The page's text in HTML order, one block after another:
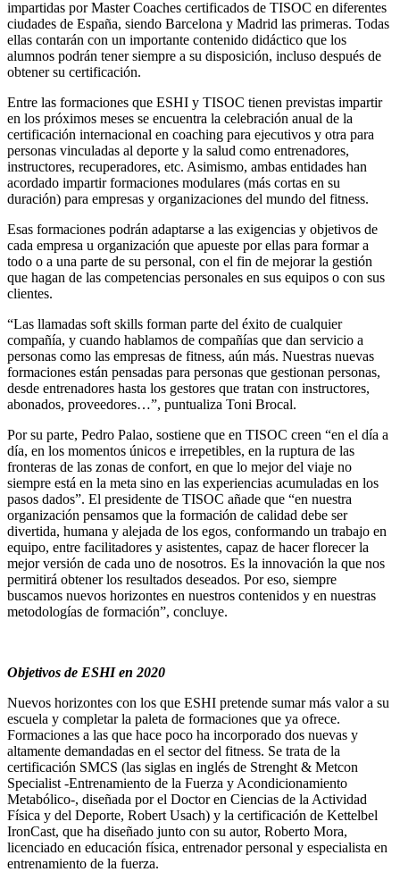
impartidas por Master Coaches certificados de TISOC en diferentes
ciudades de España, siendo Barcelona y Madrid las primeras. Todas
ellas contarán con un importante contenido didáctico que los
alumnos podrán tener siempre a su disposición, incluso después de
obtener su certificación.
Entre las formaciones que ESHI y TISOC tienen previstas impartir
en los próximos meses se encuentra la celebración anual de la
certificación internacional en coaching para ejecutivos y otra para
personas vinculadas al deporte y la salud como entrenadores,
instructores, recuperadores, etc. Asimismo, ambas entidades han
acordado impartir formaciones modulares (más cortas en su
duración) para empresas y organizaciones del mundo del fitness.
Esas formaciones podrán adaptarse a las exigencias y objetivos de
cada empresa u organización que apueste por ellas para formar a
todo o a una parte de su personal, con el fin de mejorar la gestión
que hagan de las competencias personales en sus equipos o con sus
clientes.
“Las llamadas soft skills forman parte del éxito de cualquier
compañía, y cuando hablamos de compañías que dan servicio a
personas como las empresas de fitness, aún más. Nuestras nuevas
formaciones están pensadas para personas que gestionan personas,
desde entrenadores hasta los gestores que tratan con instructores,
abonados, proveedores…”, puntualiza Toni Brocal.
Por su parte, Pedro Palao, sostiene que en TISOC creen “en el día a
día, en los momentos únicos e irrepetibles, en la ruptura de las
fronteras de las zonas de confort, en que lo mejor del viaje no
siempre está en la meta sino en las experiencias acumuladas en los
pasos dados”. El presidente de TISOC añade que “en nuestra
organización pensamos que la formación de calidad debe ser
divertida, humana y alejada de los egos, conformando un trabajo en
equipo, entre facilitadores y asistentes, capaz de hacer florecer la
mejor versión de cada uno de nosotros. Es la innovación la que nos
permitirá obtener los resultados deseados. Por eso, siempre
buscamos nuevos horizontes en nuestros contenidos y en nuestras
metodologías de formación”, concluye.
Objetivos de ESHI en 2020
Nuevos horizontes con los que ESHI pretende sumar más valor a su
escuela y completar la paleta de formaciones que ya ofrece.
Formaciones a las que hace poco ha incorporado dos nuevas y
altamente demandadas en el sector del fitness. Se trata de la
certificación SMCS (las siglas en inglés de Strenght & Metcon
Specialist -Entrenamiento de la Fuerza y Acondicionamiento
Metabólico-, diseñada por el Doctor en Ciencias de la Actividad
Física y del Deporte, Robert Usach) y la certificación de Kettelbel
IronCast, que ha diseñado junto con su autor, Roberto Mora,
licenciado en educación física, entrenador personal y especialista en
entrenamiento de la fuerza.